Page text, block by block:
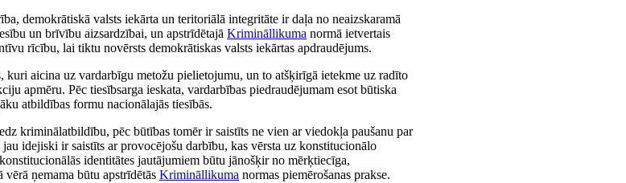
demokrātiskā valsts iekārta un teritoriālā integritāte ir daļa no neaizskaramā
un brīvību aizsardzībai, un apstrīdētajā Krimināllikuma normā ietvertais
rīcību, lai tiktu novērsts demokrātiskas valsts iekārtas apdraudējums.
aicina uz vardarbīgu metožu pielietojumu, un to atšķirīgā ietekme uz radīto
apmēru. Pēc tiesībsarga ieskata, vardarbības piedraudējumam esot būtiska
atbildības formu nacionālajās tiesībās.
kriminālatbildību, pēc būtības tomēr ir saistīts ne vien ar viedokļa paušanu par
idejiski ir saistīts ar provocējošu darbību, kas vērsta uz konstitucionālo
identitātes jautājumiem būtu jānošķir no mērķtiecīga,
ņemama būtu apstrīdētās Krimināllikuma normas piemērošanas prakse.